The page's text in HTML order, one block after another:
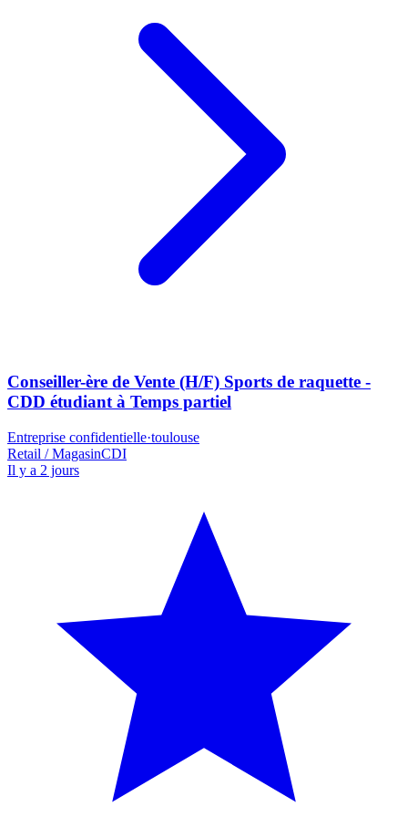
Conseiller-ère de Vente (H/F) Sports de raquette -
CDD étudiant à Temps partiel
Entreprise confidentielle·toulouse
Retail / MagasinCDI
Il y a 2 jours